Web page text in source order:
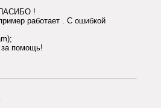
!
работает . С ошибкой
помощь!